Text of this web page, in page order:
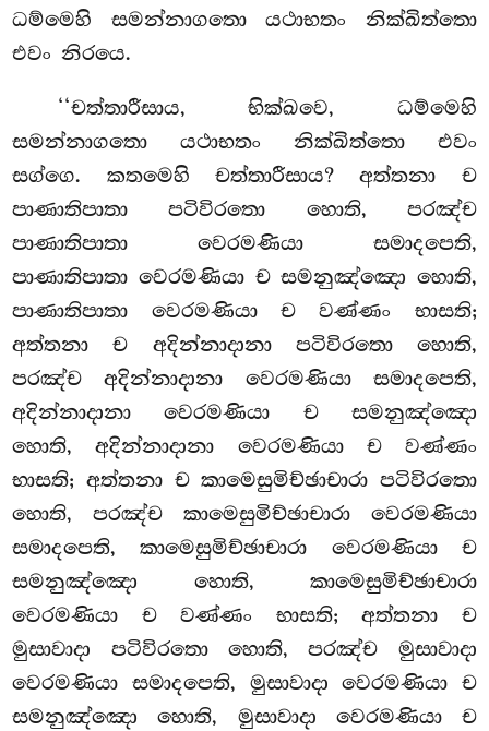
ධම්මෙහි සමන්නාගතොයථාභතං නික්ඛිත්තො
එවං නිරයෙ.
‘‘චත්තාරීසාය, භික්ඛවෙ, ධම්මෙහි
සමන්නාගතො යථාභතං නික්ඛිත්තො එවං
සග්ගෙ. කතමෙහි චත්තාරීසාය? අත්තනා ච
පාණාතිපාතා පටිවිරතො හොති, පරඤ්ච
පාණාතිපාතා වෙරමණියා සමාදපෙති,
පාණාතිපාතා වෙරමණියා ච සමනුඤ්ඤො හොති,
පාණාතිපාතා වෙරමණියා ච වණ්ණං භාසති;
අත්තනා ච අදින්නාදානා පටිවිරතො හොති,
පරඤ්ච අදින්නාදානා වෙරමණියා සමාදපෙති,
අදින්නාදානා වෙරමණියා ච සමනුඤ්ඤො
හොති, අදින්නාදානා වෙරමණියා ච වණ්ණං
භාසති; අත්තනා ච කාමෙසුමිච්ඡාචාරා පටිවිරතො
හොති, පරඤ්ච කාමෙසුමිච්ඡාචාරා වෙරමණියා
සමාදපෙති, කාමෙසුමිච්ඡාචාරා වෙරමණියා ච
සමනුඤ්ඤො හොති, කාමෙසුමිච්ඡාචාරා
වෙරමණියා ච වණ්ණං භාසති; අත්තනා ච
මුසාවාදා පටිවිරතො හොති, පරඤ්ච මුසාවාදා
වෙරමණියා සමාදපෙති, මුසාවාදා වෙරමණියා ච
සමනුඤ්ඤො හොති, මුසාවාදා වෙරමණියා ච